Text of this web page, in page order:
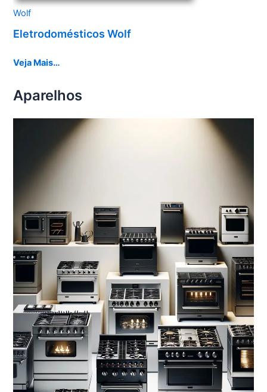
Wolf
Eletrodomésticos Wolf
Veja Mais…
Aparelhos